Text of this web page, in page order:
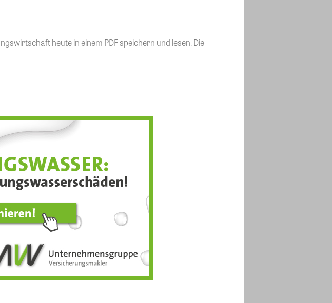
heute in einem PDF speichern und lesen. Die